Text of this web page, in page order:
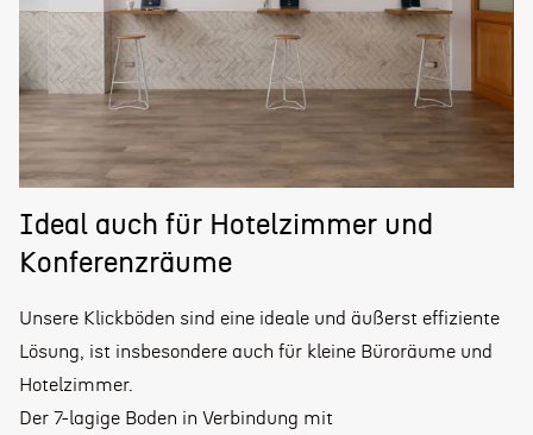
Ideal auch für Hotelzimmer und
Konferenzräume
Unsere Klickböden sind eine ideale und äußerst effiziente
Lösung, ist insbesondere auch für kleine Büroräume und
Hotelzimmer.
Der 7-lagige Boden in Verbindung mit